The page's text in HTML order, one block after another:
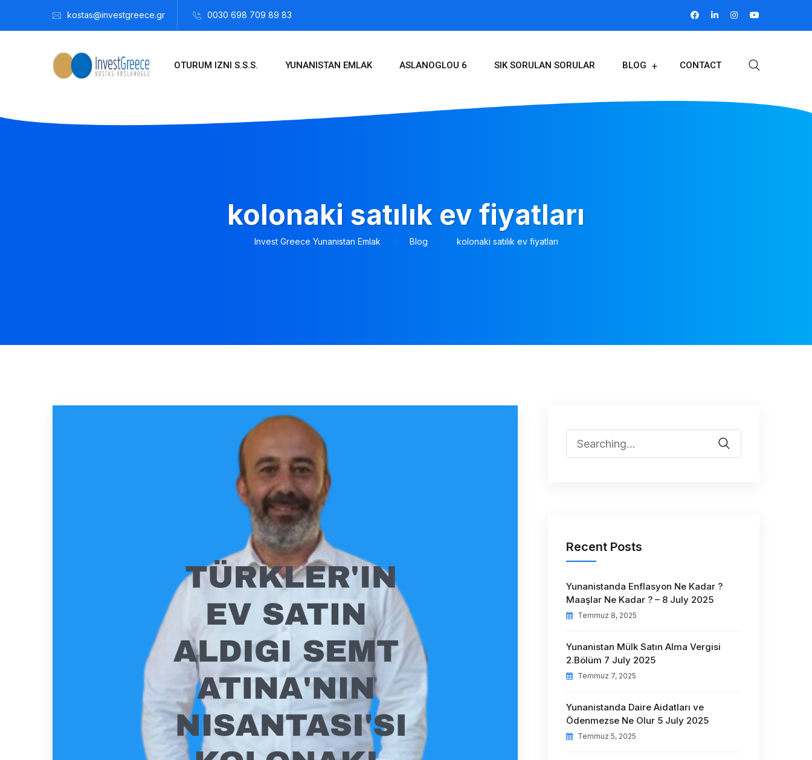
kostas@investgreece.gr 0030 698 709 89 83
OTURUM IZNI S.S.S. YUNANISTAN EMLAK ASLANOGLOU 6 SIK SORULAN SORULAR BLOG CONTACT
kolonaki satılık ev fiyatları
Invest Greece Yunanistan Emlak Blog kolonaki satılık ev fiyatları
Recent Posts
Yunanistanda Enflasyon Ne Kadar ?
Maaşlar Ne Kadar ? – 8 July 2025
Temmuz 8, 2025
Yunanistan Mülk Satın Alma Vergisi
2.Bölüm 7 July 2025
Temmuz 7, 2025
Yunanistanda Daire Aidatları ve
Ödenmezse Ne Olur 5 July 2025
Temmuz 5, 2025